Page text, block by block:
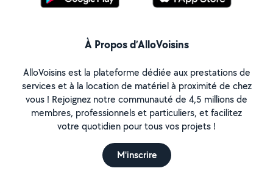
À Propos d’AlloVoisins
AlloVoisins est la plateforme dédiée aux prestations de
services et à la location de matériel à proximité de chez
vous ! Rejoignez notre communauté de 4,5 millions de
membres, professionnels et particuliers, et facilitez
votre quotidien pour tous vos projets !
M'inscrire